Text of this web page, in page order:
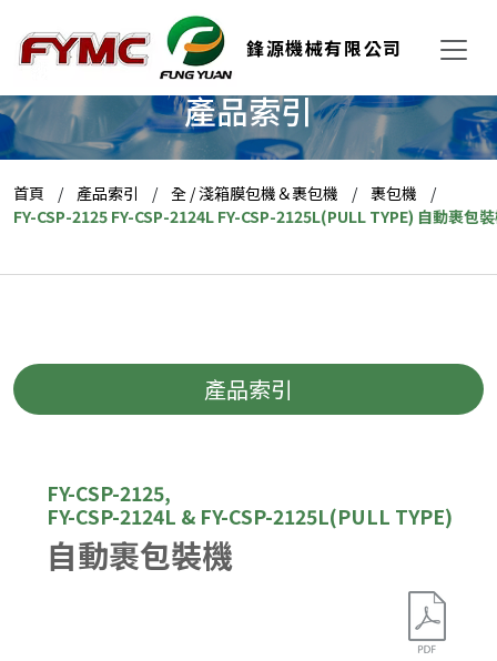
鋒源機械有限公司
產品索引
首頁 產品索引 全 / 淺箱膜包機＆裹包機
裹包機
FY-CSP-2125 FY-CSP-2124L FY-CSP-2125L(PULL TYPE) 自動裹包
產品索引
FY-CSP-2125,
FY-CSP-2124L & FY-CSP-2125L(PULL TYPE)
自動裹包裝機